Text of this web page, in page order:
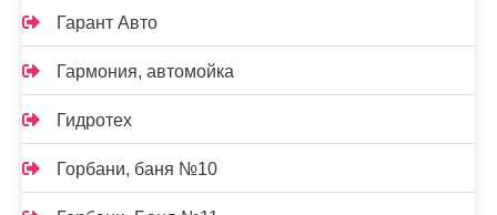
Гарант Авто
Гармония, автомойка
Гидротех
Горбани, баня №10